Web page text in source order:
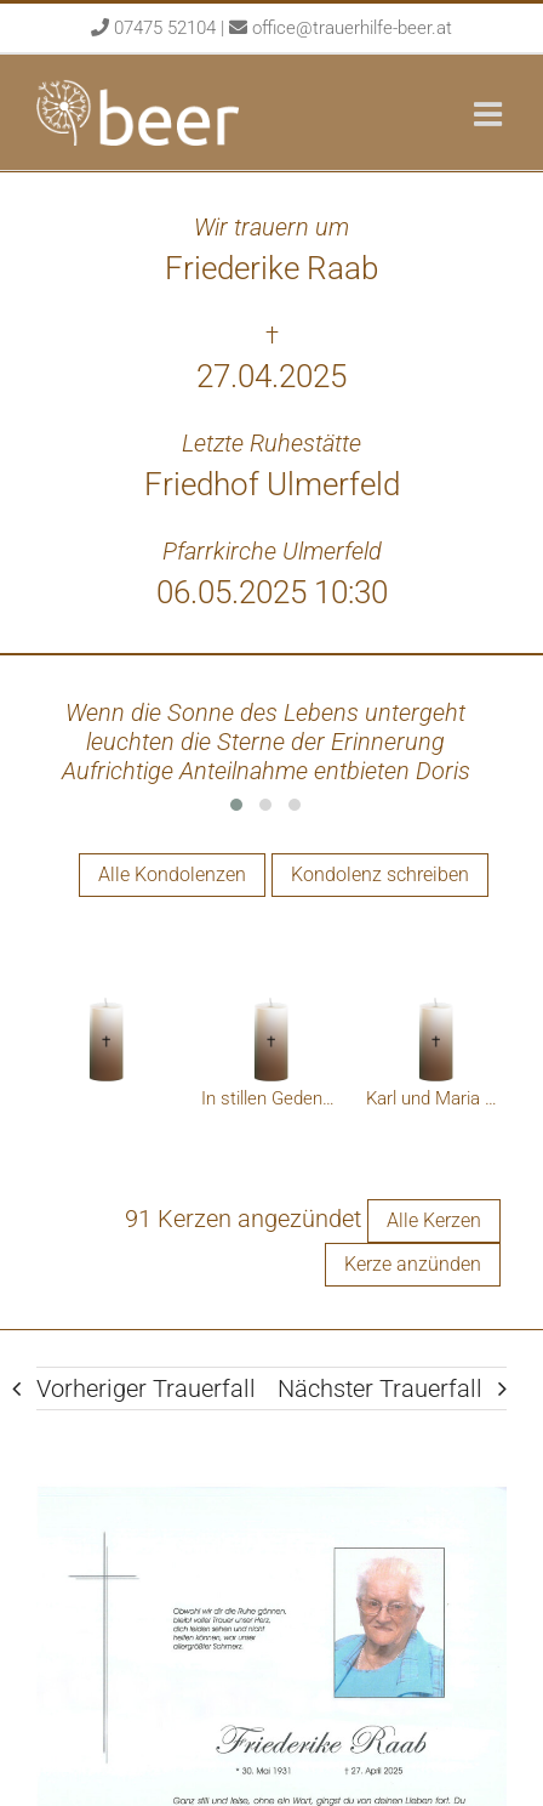
to
content
07475 52104 | office@trauerhilfe-beer.at
Wir trauern um
Friederike Raab
†
27.04.2025
Letzte Ruhestätte
Friedhof Ulmerfeld
Pfarrkirche Ulmerfeld
06.05.2025 10:30
Wenn die Sonne des Lebens untergeht
leuchten die Sterne der Erinnerung
Aufrichtige Anteilnahme entbieten Doris
und Daniel Mayrhofer
Alle Kondolenzen Kondolenz schreiben
In stillen Gedenken letzte Grüße Karl und Maria Pihringer, Winklarn
91 Kerzen angezündet
Alle Kerzen
Kerze anzünden
Vorheriger Trauerfall Nächster Trauerfall